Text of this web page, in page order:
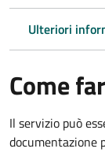
Ulteriori
Come
Il servizio può
documentazione